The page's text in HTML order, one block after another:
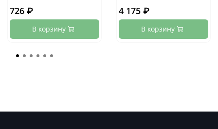
726 ₽
В корзину
4 175 ₽
В корзину